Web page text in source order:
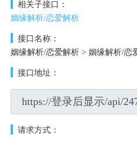
相关子接口：
姻缘解析/恋爱解析
接口名称：
姻缘解析/恋爱解析 > 姻缘解析/恋
接口地址：
请求方式：